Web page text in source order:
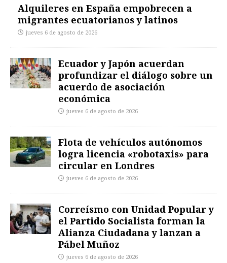
Alquileres en España empobrecen a
migrantes ecuatorianos y latinos
jueves 6 de agosto de 2026
Ecuador y Japón acuerdan
profundizar el diálogo sobre un
acuerdo de asociación
económica
jueves 6 de agosto de 2026
Flota de vehículos autónomos
logra licencia «robotaxis» para
circular en Londres
jueves 6 de agosto de 2026
Correísmo con Unidad Popular y
el Partido Socialista forman la
Alianza Ciudadana y lanzan a
Pábel Muñoz
jueves 6 de agosto de 2026